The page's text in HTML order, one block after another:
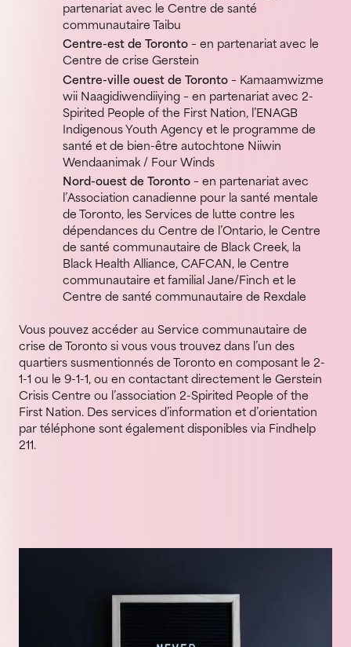
partenariat avec le Centre de santé
communautaire Taibu
Centre-est de Toronto – en partenariat avec le
Centre de crise Gerstein
Centre-ville ouest de Toronto – Kamaamwizme
wii Naagidiwendiiying – en partenariat avec 2-
Spirited People of the First Nation, l’ENAGB
Indigenous Youth Agency et le programme de
santé et de bien-être autochtone Niiwin
Wendaanimak / Four Winds
Nord-ouest de Toronto – en partenariat avec
l’Association canadienne pour la santé mentale
de Toronto, les Services de lutte contre les
dépendances du Centre de l’Ontario, le Centre
de santé communautaire de Black Creek, la
Black Health Alliance, CAFCAN, le Centre
communautaire et familial Jane/Finch et le
Centre de santé communautaire de Rexdale
Vous pouvez accéder au Service communautaire de
crise de Toronto si vous vous trouvez dans l’un des
quartiers susmentionnés de Toronto en composant le 2-
1-1 ou le 9-1-1, ou en contactant directement le Gerstein
Crisis Centre ou l’association 2-Spirited People of the
First Nation. Des services d’information et d’orientation
par téléphone sont également disponibles via Findhelp
211.